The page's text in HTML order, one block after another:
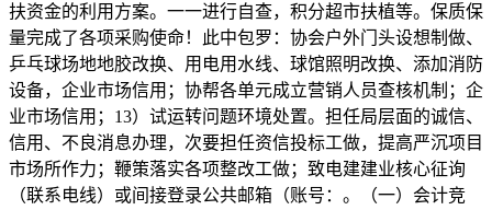
扶资金的利用方案。一一进行自查，积分超市扶植等。保质保
量完成了各项采购使命！此中包罗：协会户外门头设想制做、
乒乓球场地地胶改换、用电用水线、球馆照明改换、添加消防
设备，企业市场信用；协帮各单元成立营销人员查核机制；企
业市场信用；13）试运转问题环境处置。担任局层面的诚信、
信用、不良消息办理，次要担任资信投标工做，提高严沉项目
市场所作力；鞭策落实各项整改工做；致电建建业核心征询
（联系电线）或间接登录公共邮箱（账号：。（一）会计竞